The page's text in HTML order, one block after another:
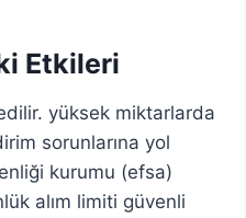
Etkileri
yüksek miktarlarda
sorunlarına yol
kurumu (efsa)
alım limiti güvenli